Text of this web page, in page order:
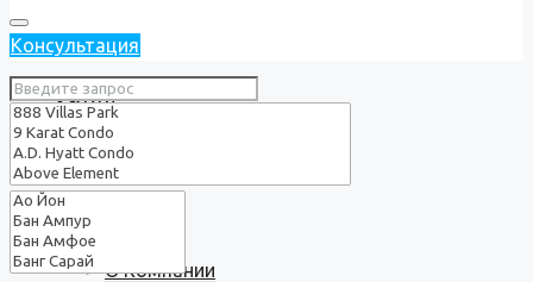
Услуги
О нас
О Компании
Консультация